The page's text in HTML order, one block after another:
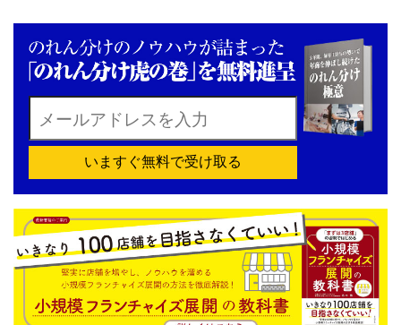
いますぐ無料で受け取る